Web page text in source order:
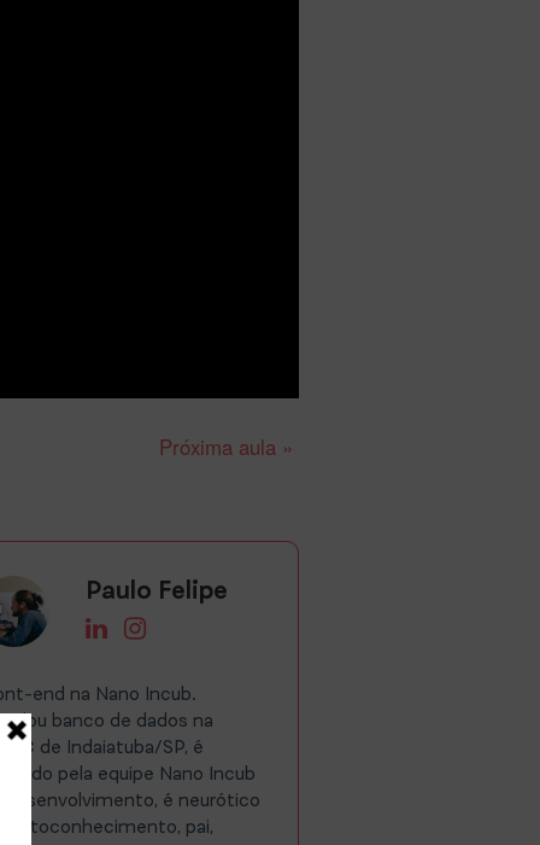
Próxima aula »
Paulo Felipe
end na Nano Incub.
banco de dados na
de Indaiatuba/SP, é
pela equipe Nano Incub
desenvolvimento, é neurótico
autoconhecimento, pai,